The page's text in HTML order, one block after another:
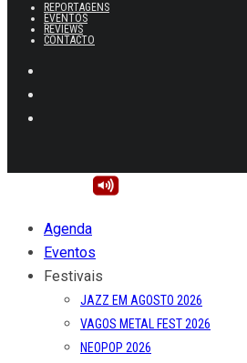
REPORTAGENS
EVENTOS
REVIEWS
CONTACTO
Agenda
Eventos
Festivais
JAZZ EM AGOSTO 2026
VAGOS METAL FEST 2026
NEOPOP 2026